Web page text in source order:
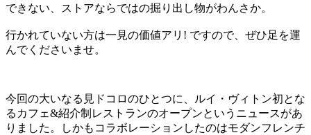
できない、ストアならではの掘り出し物がわんさか。
行かれていない方は一見の価値アリ! ですので、ぜひ足を運
んでくださいませ。
今回の大いなる見ドコロのひとつに、ルイ・ヴィトン初とな
るカフェ&紹介制レストランのオープンというニュースがあ
りました。しかもコラボレーションしたのはモダンフレンチ